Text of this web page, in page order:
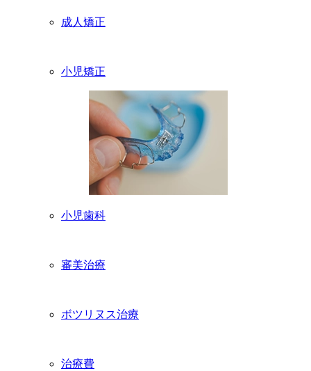
成人矯正
小児矯正
小児歯科
審美治療
ボツリヌス治療
治療費